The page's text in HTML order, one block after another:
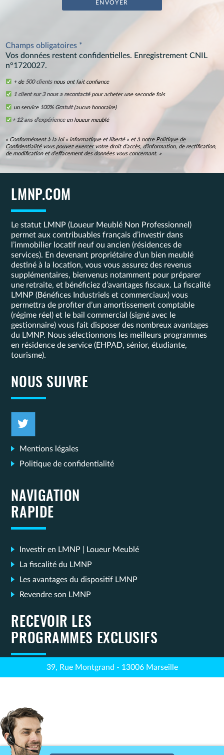
Champs obligatoires *
Vos données restent confidentielles. Enregistrement CNIL
n°1720027.
+ de 500 clientsnous ont fait confiance
1 client sur 3 nous a recontactépour acheter une seconde fois
un service 100% Gratuit(aucun honoraire)
+12 ans d’expérienceen loueur meublé
« Conformément à la loi « informatique et liberté » et à notre Politique de
Confidentialitévous pouvez exercer votre droit d’accès, d’information, de rectification,
de modification et d’effacement des données vous concernant. »
LMNP.COM
Le statut LMNP (Loueur Meublé Non Professionnel)
permet aux contribuables français d’investir dans
l’immobilier locatif neuf ou ancien (résidences de
services). En devenant propriétaire d’un bien meublé
destiné à la location, vous vous assurez des revenus
supplémentaires, bienvenus notamment pour préparer
une retraite, et bénéficiez d’avantages fiscaux. La fiscalité
LMNP (Bénéfices Industriels et commerciaux) vous
permettra de profiter d’un amortissement comptable
(régime réel) et le bail commercial (signé avec le
gestionnaire) vous fait disposer des nombreux avantages
du LMNP. Nous sélectionnons les meilleurs programmes
en résidence de service (EHPAD, sénior, étudiante,
tourisme).
NOUS SUIVRE
Mentions légales
Politique de confidentialité
NAVIGATION
RAPIDE
Investir en LMNP | Loueur Meublé
La fiscalité du LMNP
Les avantages du dispositif LMNP
Revendre son LMNP
RECEVOIR LES
PROGRAMMES EXCLUSIFS
39, Rue Montgrand - 13006 Marseille